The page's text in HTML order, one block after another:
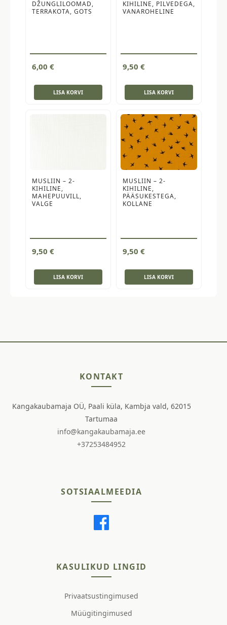
DŽUNGLILOOMAD,
TERRAKOTA, GOTS
6,00 €
LISA KORVI
KIHILINE, PILVEDEGA,
VANAROHELINE
9,50 €
LISA KORVI
MUSLIIN – 2-
KIHILINE,
MAHEPUUVILL,
VALGE
9,50 €
LISA KORVI
MUSLIIN – 2-
KIHILINE,
PÄÄSUKESTEGA,
KOLLANE
9,50 €
LISA KORVI
KONTAKT
Kangakaubamaja OÜ, Paali küla, Kambja vald, 62015
Tartumaa
info@kangakaubamaja.ee
+37253484952
SOTSIAALMEEDIA
KASULIKUD LINGID
Privaatsustingimused
Müügitingimused